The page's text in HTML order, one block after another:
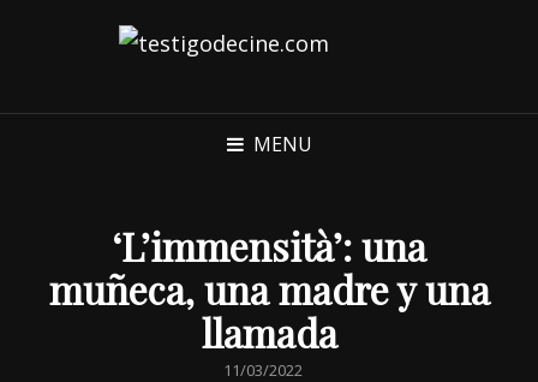
MENU
‘L’immensità’: una
muñeca, una madre y una
llamada
POSTED
11/03/2022